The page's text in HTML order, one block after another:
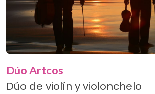
Dúo Artcos
Dúo de violín y violonchelo